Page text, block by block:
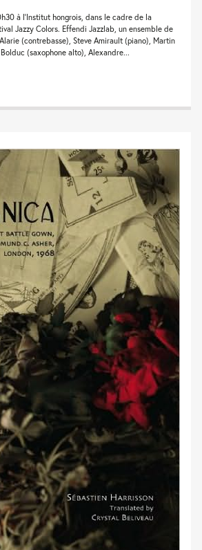
à l'Institut hongrois, dans le cadre de la
Jazzy Colors. Effendi Jazzlab, un ensemble de
(contrebasse), Steve Amirault (piano), Martin
(saxophone alto), Alexandre...